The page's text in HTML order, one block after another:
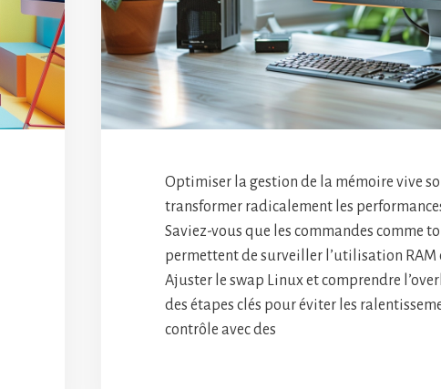
Optimiser la gestion de la mémoire vive
transformer radicalement les
Saviez-vous que les commandes comme
permettent de surveiller l’utilisation RAM
Ajuster le swap Linux et comprendre
des étapes clés pour éviter les
contrôle avec des